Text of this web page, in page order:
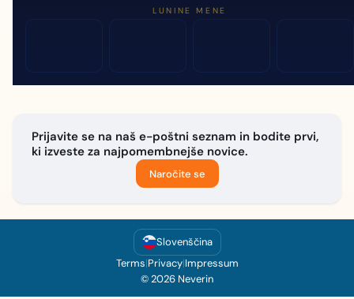
LUNINE MENE
Prijavite se na naš e-poštni seznam in bodite prvi,
ki izveste za najpomembnejše novice.
Naročite se
Slovenščina
Terms|Privacy|Impressum
© 2026 Neverin